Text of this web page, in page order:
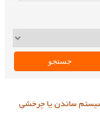
ساندن یا چرخشی